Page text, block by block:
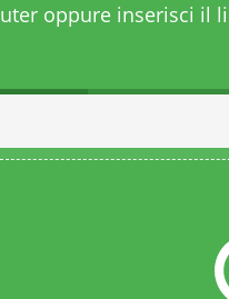
oppure inserisci il